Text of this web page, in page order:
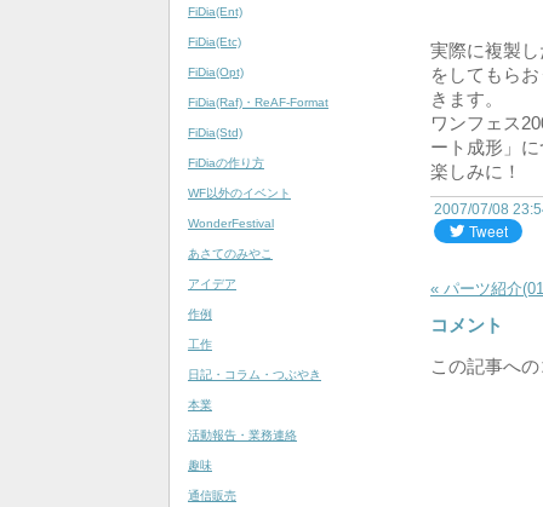
FiDia(Ent)
FiDia(Etc)
FiDia(Opt)
FiDia(Raf)・ReAF-Format
FiDia(Std)
FiDiaの作り方
WF以外のイベント
WonderFestival
あさてのみやこ
アイデア
作例
工作
日記・コラム・つぶやき
本業
活動報告・業務連絡
趣味
通信販売
実際に複製
をしてもら
きます。
ワンフェス
ート成形」
楽しみに！
2007/07/08
« パーツ紹介
コメント
この記事へ